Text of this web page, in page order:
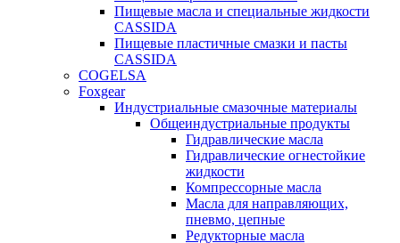
Пищевые масла и специальные жидкости
CASSIDA
Пищевые пластичные смазки и пасты
CASSIDA
COGELSA
Foxgear
Индустриальные смазочные материалы
Общеиндустриальные продукты
Гидравлические масла
Гидравлические огнестойкие
жидкости
Компрессорные масла
Масла для направляющих,
пневмо, цепные
Редукторные масла